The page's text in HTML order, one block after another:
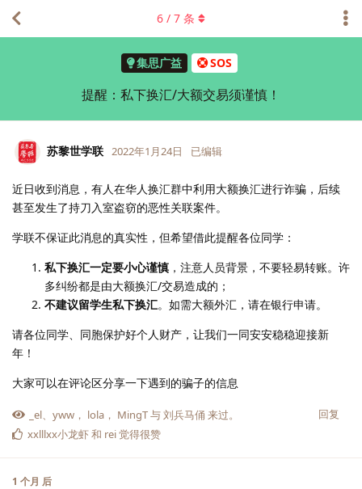
集思广益 SOS
提醒：私下换汇/大额交易须谨慎！
6 / 7 条
苏黎世学联 2022年1月24日 已编辑
近日收到消息，有人在华人换汇群中利用大额换汇进行诈骗，后续
甚至发生了持刀入室盗窃的恶性关联案件。
学联不保证此消息的真实性，但希望借此提醒各位同学：
私下换汇一定要小心谨慎 ，注意人员背景，不要轻易转账。许
多纠纷都是由大额换汇/交易造成的；
不建议留学生私下换汇。如需大额外汇，请在银行申请。
请各位同学、同胞保护好个人财产，让我们一同安安稳稳迎接新
年！
大家可以在评论区分享一下遇到的骗子的信息
回复
_el、 yww ， lola ， MingT与刘兵马俑 来过。
xxlllxx小龙虾和 rei觉得很赞
1 个月 后